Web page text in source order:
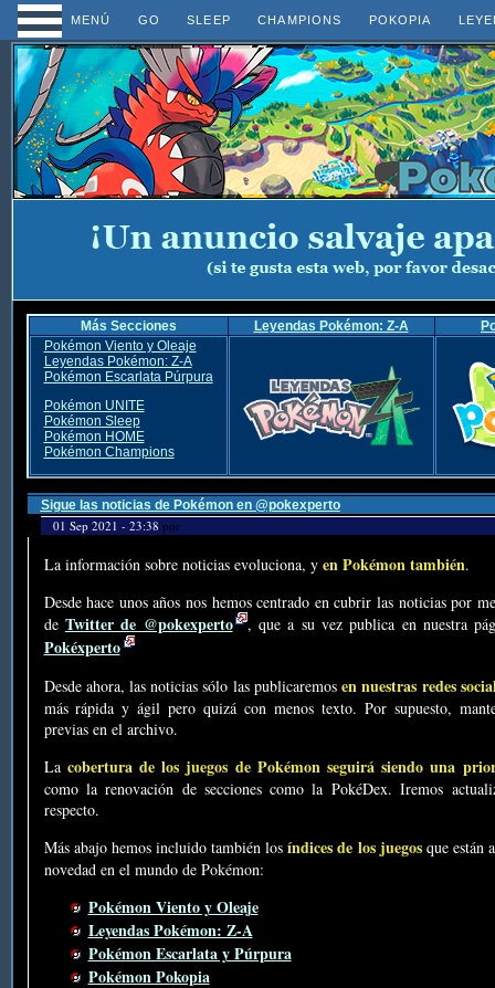
MENÚ GO SLEEP CHAMPIONS POKOPIA
Más Secciones Leyendas Pokémon: Z-A
Pokémon Viento y Oleaje
Leyendas Pokémon: Z-A
Pokémon Escarlata Púrpura
Pokémon UNITE
Pokémon Sleep
Pokémon HOME
Pokémon Champions
Sigue las noticias de Pokémon en @pokexperto
01 Sep 2021 - 23:38 por
La información sobre noticias evoluciona, y en Pokémon también.
Desde hace unos años nos hemos centrado en cubrir las noticias por
de Twitter de @pokexperto , que a su vez publica en nuestra
Pokéxperto
Desde ahora, las noticias sólo las publicaremosen nuestras redes
más rápida y ágil pero quizá con menos texto. Por supuesto,
previas en el archivo.
La cobertura de los juegos de Pokémon seguirá siendo una
como la renovación de secciones como la PokéDex. Iremos
respecto.
Más abajo hemos incluido también losíndices de los juegosque están
novedad en el mundo de Pokémon:
Pokémon Viento y Oleaje
Leyendas Pokémon: Z-A
Pokémon Escarlata y Púrpura
Pokémon Pokopia